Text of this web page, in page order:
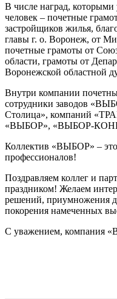
В числе наград,
человек – почетные
застройщиков жилья,
главы г. о. Воронеж, от
почетные грамоты от
области, грамоты от
Воронежской областной
Внутри компании
сотрудники заводов
Столица», компаний
«ВЫБОР», «ВЫБОР-
Коллектив «ВЫБОР» –
профессионалов!
Поздравляем коллег и
праздником! Желаем
решений, приумножения
покорения намеченных
С уважением, компания